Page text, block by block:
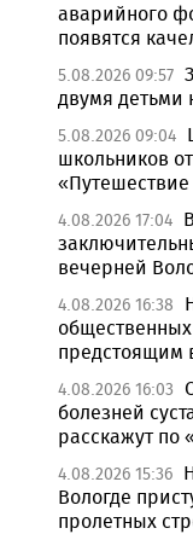
аварийного
появятся
5.08.2026 09:57
двумя детьми
5.08.2026 09:04
школьников
4.08.2026 17:04
вечерней
4.08.2026 16:38
предстоящим
4.08.2026 16:03
болезней
расскажут по
4.08.2026 15:36
Вологде
пролетных